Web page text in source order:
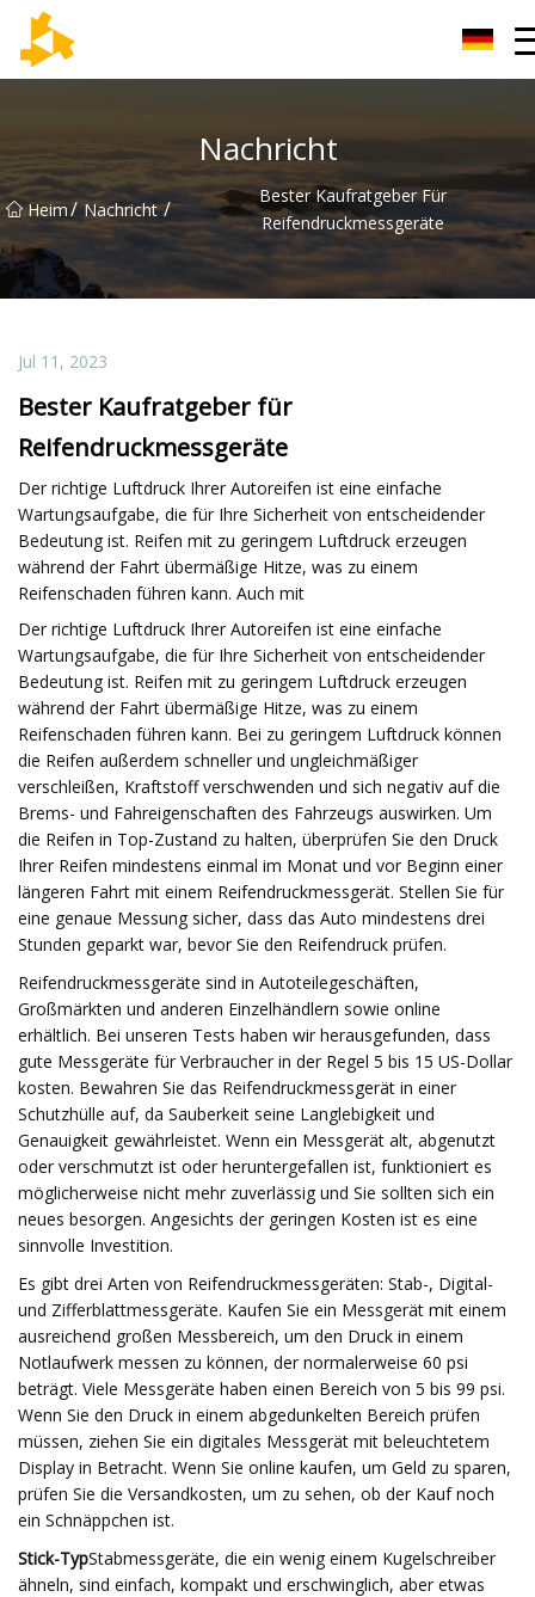
Nachricht
Heim/ Nachricht /
Bester Kaufratgeber Für
Reifendruckmessgeräte
Jul 11, 2023
Bester Kaufratgeber für
Reifendruckmessgeräte
Der richtige Luftdruck Ihrer Autoreifen ist eine einfache
Wartungsaufgabe, die für Ihre Sicherheit von entscheidender
Bedeutung ist. Reifen mit zu geringem Luftdruck erzeugen
während der Fahrt übermäßige Hitze, was zu einem
Reifenschaden führen kann. Auch mit
Der richtige Luftdruck Ihrer Autoreifen ist eine einfache
Wartungsaufgabe, die für Ihre Sicherheit von entscheidender
Bedeutung ist. Reifen mit zu geringem Luftdruck erzeugen
während der Fahrt übermäßige Hitze, was zu einem
Reifenschaden führen kann. Bei zu geringem Luftdruck können
die Reifen außerdem schneller und ungleichmäßiger
verschleißen, Kraftstoff verschwenden und sich negativ auf die
Brems- und Fahreigenschaften des Fahrzeugs auswirken. Um
die Reifen in Top-Zustand zu halten, überprüfen Sie den Druck
Ihrer Reifen mindestens einmal im Monat und vor Beginn einer
längeren Fahrt mit einem Reifendruckmessgerät. Stellen Sie für
eine genaue Messung sicher, dass das Auto mindestens drei
Stunden geparkt war, bevor Sie den Reifendruck prüfen.
Reifendruckmessgeräte sind in Autoteilegeschäften,
Großmärkten und anderen Einzelhändlern sowie online
erhältlich. Bei unseren Tests haben wir herausgefunden, dass
gute Messgeräte für Verbraucher in der Regel 5 bis 15 US-Dollar
kosten. Bewahren Sie das Reifendruckmessgerät in einer
Schutzhülle auf, da Sauberkeit seine Langlebigkeit und
Genauigkeit gewährleistet. Wenn ein Messgerät alt, abgenutzt
oder verschmutzt ist oder heruntergefallen ist, funktioniert es
möglicherweise nicht mehr zuverlässig und Sie sollten sich ein
neues besorgen. Angesichts der geringen Kosten ist es eine
sinnvolle Investition.
Es gibt drei Arten von Reifendruckmessgeräten: Stab-, Digital-
und Zifferblattmessgeräte. Kaufen Sie ein Messgerät mit einem
ausreichend großen Messbereich, um den Druck in einem
Notlaufwerk messen zu können, der normalerweise 60 psi
beträgt. Viele Messgeräte haben einen Bereich von 5 bis 99 psi.
Wenn Sie den Druck in einem abgedunkelten Bereich prüfen
müssen, ziehen Sie ein digitales Messgerät mit beleuchtetem
Display in Betracht. Wenn Sie online kaufen, um Geld zu sparen,
prüfen Sie die Versandkosten, um zu sehen, ob der Kauf noch
ein Schnäppchen ist.
Stick-TypStabmessgeräte, die ein wenig einem Kugelschreiber
ähneln, sind einfach, kompakt und erschwinglich, aber etwas